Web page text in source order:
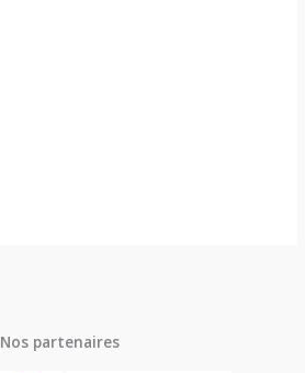
Nos partenaires